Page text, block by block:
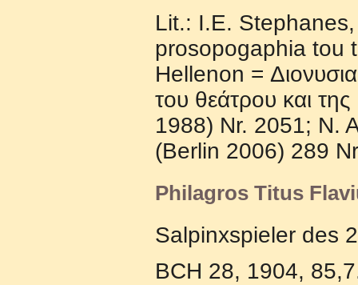
Lit.: I.E.
prosopogaphia tou
Hellenon =
τoυ θεάτρoυ και
1988) Nr. 2051; N.
(Berlin 2006) 289
Philagros Titus
Salpinxspieler des
BCH 28, 1904,